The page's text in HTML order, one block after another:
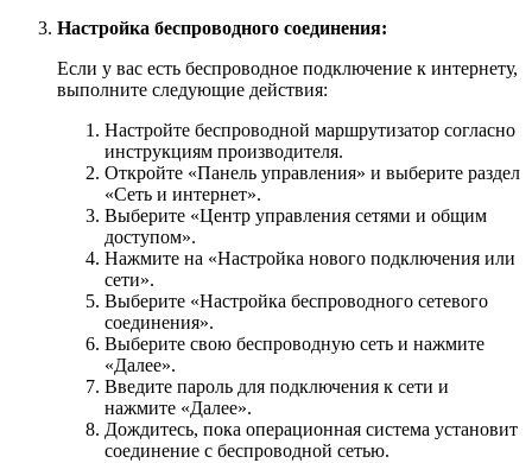
Настройка беспроводного соединения:
Если у вас есть беспроводное подключение к интернету,
выполните следующие действия:
Настройте беспроводной маршрутизатор согласно
инструкциям производителя.
Откройте «Панель управления» и выберите раздел
«Сеть и интернет».
Выберите «Центр управления сетями и общим
доступом».
Нажмите на «Настройка нового подключения или
сети».
Выберите «Настройка беспроводного сетевого
соединения».
Выберите свою беспроводную сеть и нажмите
«Далее».
Введите пароль для подключения к сети и
нажмите «Далее».
Дождитесь, пока операционная система установит
соединение с беспроводной сетью.